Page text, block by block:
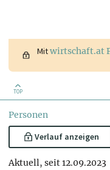
Mitwirtschaft.at
TOP
Personen
Verlauf anzeigen
Aktuell, seit 12.09.2023